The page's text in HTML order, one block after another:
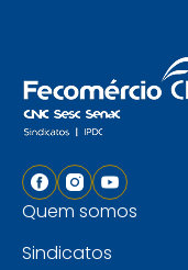
Quem somos
Sindicatos